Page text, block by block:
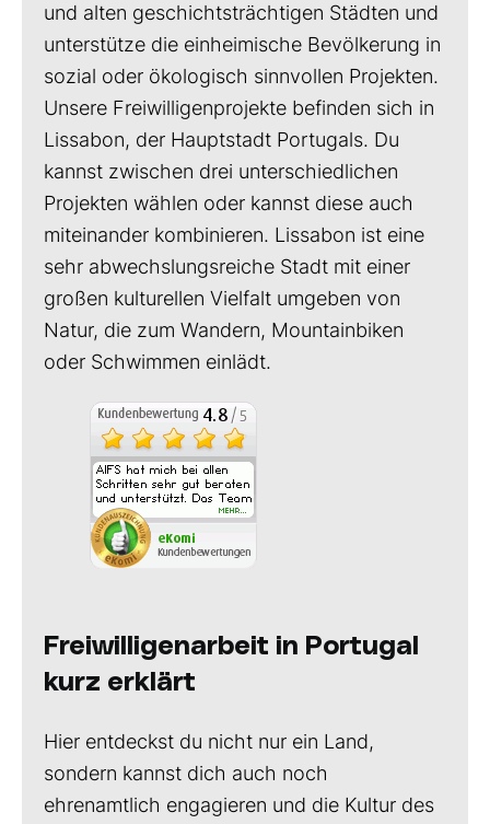
und alten geschichtsträchtigen Städten und
unterstütze die einheimische Bevölkerung in
sozial oder ökologisch sinnvollen Projekten.
Unsere Freiwilligenprojekte befinden sich in
Lissabon, der Hauptstadt Portugals. Du
kannst zwischen drei unterschiedlichen
Projekten wählen oder kannst diese auch
miteinander kombinieren. Lissabon ist eine
sehr abwechslungsreiche Stadt mit einer
großen kulturellen Vielfalt umgeben von
Natur, die zum Wandern, Mountainbiken
oder Schwimmen einlädt.
Freiwilligenarbeit in Portugal
kurz erklärt
Hier entdeckst du nicht nur ein Land,
sondern kannst dich auch noch
ehrenamtlich engagieren und die Kultur des